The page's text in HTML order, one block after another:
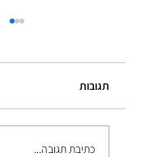
התרעות חמורות באשר
תגובות
כתיבת תגובה...